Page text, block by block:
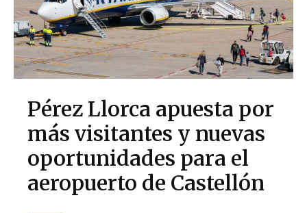
Pérez Llorca apuesta por
más visitantes y nuevas
oportunidades para el
aeropuerto de Castellón